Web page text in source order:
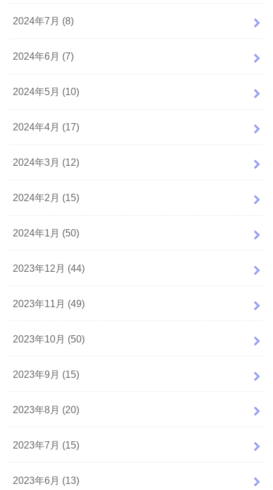
2024年7月 (8)
2024年6月 (7)
2024年5月 (10)
2024年4月 (17)
2024年3月 (12)
2024年2月 (15)
2024年1月 (50)
2023年12月 (44)
2023年11月 (49)
2023年10月 (50)
2023年9月 (15)
2023年8月 (20)
2023年7月 (15)
2023年6月 (13)